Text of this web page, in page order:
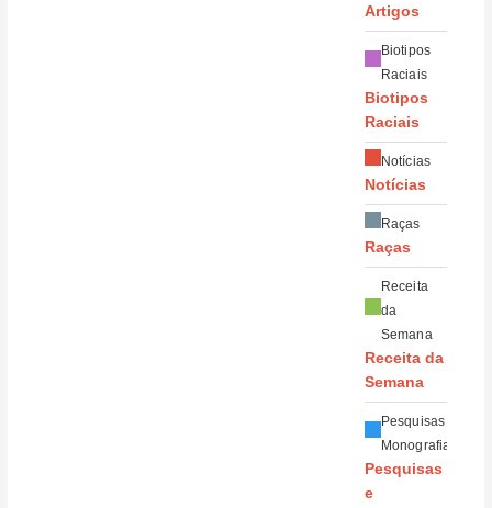
Artigos
Biotipos
Raciais
Biotipos
Raciais
Notícias
Notícias
Raças
Raças
Receita
da
Semana
Receita da
Semana
Pesquisas e
Monografias
Pesquisas
e